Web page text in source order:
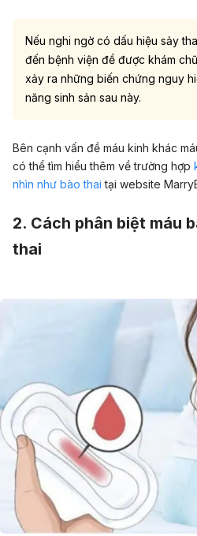
Nếu nghi ngờ có dấu hiệu sảy
đến bệnh viện để được khám
xảy ra những biến chứng nguy
năng sinh sản sau này.
Bên cạnh vấn đề máu kinh khác
có thể tìm hiểu thêm về trường hợp
nhìn như bào thai tại website
2. Cách phân biệt máu
thai